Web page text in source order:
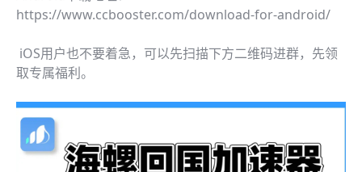
https://www.ccbooster.com/download-for-android/
iOS用户也不要着急，可以先扫描下方二维码进群，先领
取专属福利。